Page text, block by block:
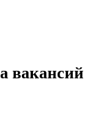
вакансий